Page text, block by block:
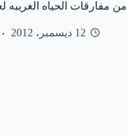
من مفارقات الحياه الغريبه
12 ديسمبر، 2012